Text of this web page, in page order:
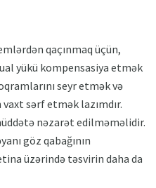
qaçınmaq üçün,
yükü kompensasiya etmək
seyr etmək və
sərf etmək lazımdır.
nəzarət edilməməlidir.
göz qabağının
üzərində təsvirin daha da